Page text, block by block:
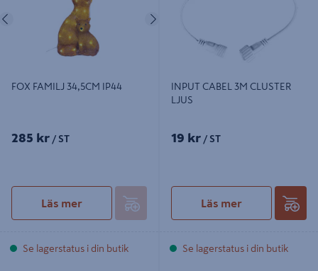
Föregående
FOX FAMILJ 34,5CM IP44
285 kr / ST
Läs mer
Se lagerstatus i din butik
INPUT CABEL 3M CLUSTER
LJUS
19 kr / ST
Läs mer
Se lagerstatus i din butik